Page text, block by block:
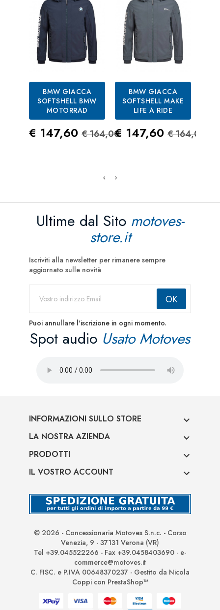
BMW GIACCA
SOFTSHELL BMW
MOTORRAD
Prezzo
€ 147,60 Prezzo Standard
€ 164,00
BMW GIACCA
SOFTSHELL MAKE
LIFE A RIDE
Prezzo
€ 147,60 Prezzo
€ 164,00
Ultime dal Sito motoves-
store.it
Iscriviti alla newsletter per rimanere sempre
aggiornato sulle novità
Puoi annullare l'iscrizione in ogni momento.
Spot audio Usato Motoves
INFORMAZIONI SULLO STORE 
LA NOSTRA AZIENDA 
PRODOTTI 
IL VOSTRO ACCOUNT 
© 2026 - Concessionaria Motoves S.n.c. - Corso
Venezia, 9 - 37131 Verona (VR)
Tel +39.045522266 - Fax +39.0458403690 - e-
commerce@motoves.it
C. FISC. e P.IVA 00648370237 - Gestito da Nicola
Coppi con PrestaShop™